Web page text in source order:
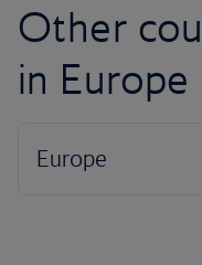
Other
in Europe